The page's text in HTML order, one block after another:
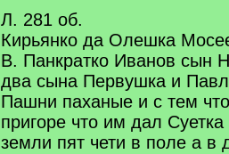
Л. 281 об.
Кирьянко да Олешка
В. Панкратко Иванов сын
два сына Первушка и
Пашни паханые и с тем
пригоре что им дал
земли пят чети в поле а в